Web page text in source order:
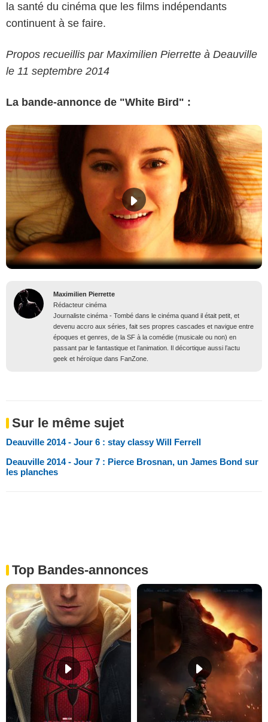
la santé du cinéma que les films indépendants
continuent à se faire.
Propos recueillis par Maximilien Pierrette à Deauville
le 11 septembre 2014
La bande-annonce de "White Bird" :
Maximilien Pierrette
Rédacteur cinéma
Journaliste cinéma - Tombé dans le cinéma quand il était petit, et
devenu accro aux séries, fait ses propres cascades et navigue entre
époques et genres, de la SF à la comédie (musicale ou non) en
passant par le fantastique et l’animation. Il décortique aussi l’actu
geek et héroïque dans FanZone.
Sur le même sujet
Deauville 2014 - Jour 6 : stay classy Will Ferrell
Deauville 2014 - Jour 7 : Pierce Brosnan, un James Bond sur
les planches
Top Bandes-annonces